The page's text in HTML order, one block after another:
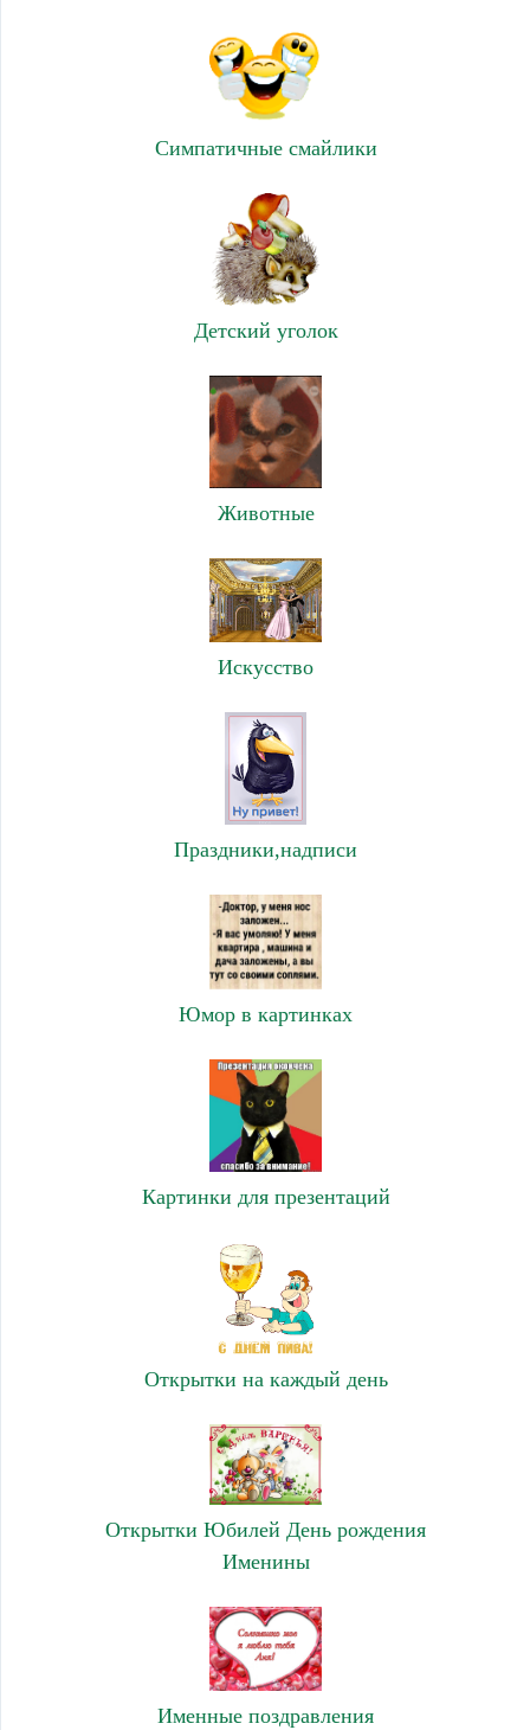
Симпатичные смайлики
Детский уголок
Животные
Искусство
Праздники,надписи
Юмор в картинках
Картинки для презентаций
Открытки на каждый день
Открытки Юбилей День рождения
Именины
Именные поздравления